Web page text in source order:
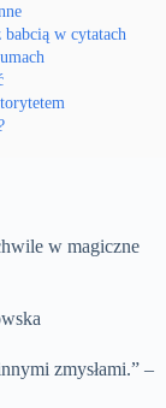
w cytatach
w magiczne
zmysłami.” –